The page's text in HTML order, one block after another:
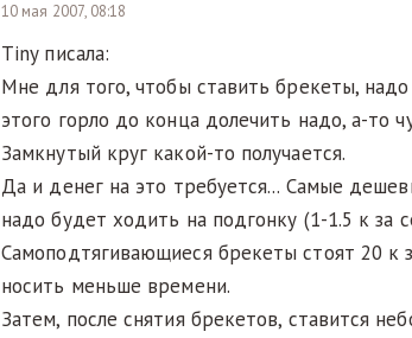
10 мая 2007, 08:18
Tiny писала:
Мне для того, чтобы ставить брекеты,
этого горло до конца долечить надо, а-то
Замкнутый круг какой-то получается.
Да и денег на это требуется... Самые
надо будет ходить на подгонку (1-1.5 к за
Самоподтягивающиеся брекеты стоят 20 к
носить меньше времени.
Затем, после снятия брекетов, ставится